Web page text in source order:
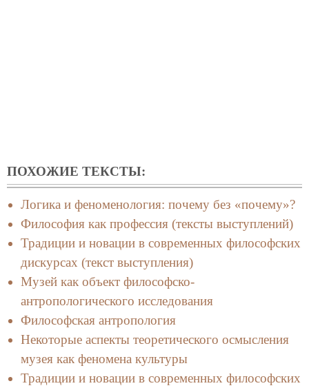
ПОХОЖИЕ ТЕКСТЫ:
Логика и феноменология: почему без «почему»?
Философия как профессия (тексты выступлений)
Традиции и новации в современных философских
дискурсах (текст выступления)
Музей как объект философско-
антропологического исследования
Философская антропология
Некоторые аспекты теоретического осмысления
музея как феномена культуры
Традиции и новации в современных философских